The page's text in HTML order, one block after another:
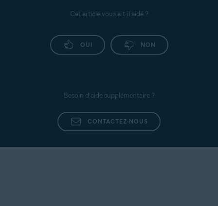
Cet article vous a-t-il aidé ?
OUI NON
Besoin d’aide supplémentaire ?
CONTACTEZ-NOUS